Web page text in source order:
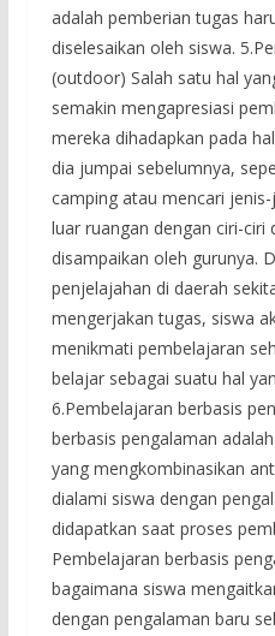
adalah pemberian tugas
diselesaikan oleh siswa.
(outdoor) Salah satu hal
semakin mengapresiasi
mereka dihadapkan pada
dia jumpai sebelumnya,
camping atau mencari
luar ruangan dengan ciri-ciri
disampaikan oleh gurunya.
penjelajahan di daerah
mengerjakan tugas, siswa
menikmati pembelajaran
belajar sebagai suatu hal
6.Pembelajaran berbasis
berbasis pengalaman
yang mengkombinasikan
dialami siswa dengan
didapatkan saat proses
Pembelajaran berbasis
bagaimana siswa
dengan pengalaman baru